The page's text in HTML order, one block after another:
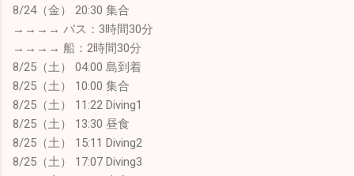
8/24（金） 20:30 集合
→→→→ バス：3時間30分
→→→→ 船：2時間30分
8/25（土） 04:00 島到着
8/25（土） 10:00 集合
8/25（土） 11:22 Diving1
8/25（土） 13:30 昼食
8/25（土） 15:11 Diving2
8/25（土） 17:07 Diving3